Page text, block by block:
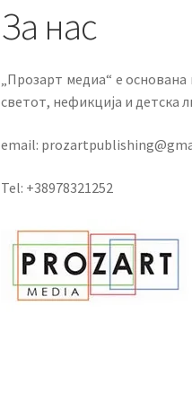
За нас
„Прозарт медиа“ е
светот, нефикција и детска
email:
Tel: +38978321252